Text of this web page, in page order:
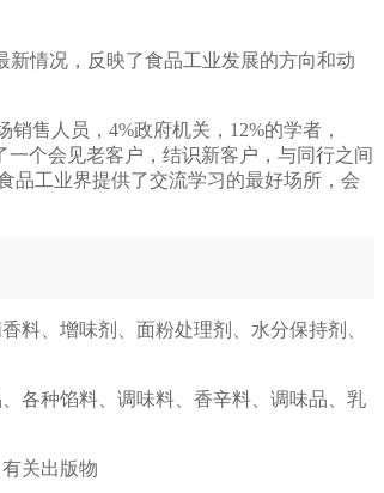
情况，反映了食品工业发展的方向和动
售人员，4%政府机关，12%的学者，
个会见老客户，结识新客户，与同行之间
品工业界提供了交流学习的最好场所，会
料、增味剂、面粉处理剂、水分保持剂、
各种馅料、调味料、香辛料、调味品、乳
关出版物